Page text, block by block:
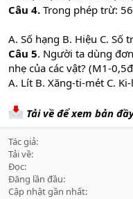
Câu 4. Trong phép trừ:
A. Số hạng B. Hiệu C. Số
Câu 5. Người ta dùng
nhẹ của các vật? (M1-
A. Lít B. Xăng-ti-mét C.
Tải về để xem bản
Tác giả
Tải về
Đọc
Đăng lần đầu
Cập nhật gần nhất